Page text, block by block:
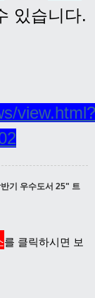
있습니다.
view.html?
기 우수도서 25" 트
를 클릭하시면 보